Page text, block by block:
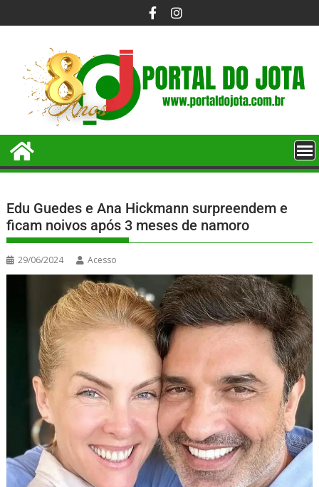
Edu Guedes e Ana Hickmann surpreendem e
ficam noivos após 3 meses de namoro
29/06/2024 Acesso